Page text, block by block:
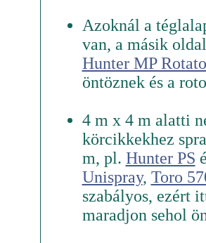
Azoknál a
van, a másik
Hunter MP
öntöznek és a
4 m x 4 m alatti
körcikkekhez
m, pl. Hunter PS
Unispray, Toro
szabályos, ezért
maradjon sehol